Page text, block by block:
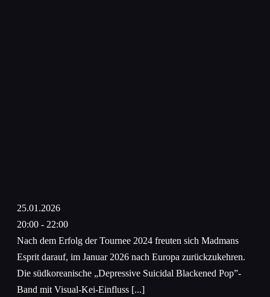
25.01.2026
20:00 - 22:00
Nach dem Erfolg der Tournee 2024 freuten sich Madmans
Esprit darauf, im Januar 2026 nach Europa zurückzukehren.
Die südkoreanische „Depressive Suicidal Blackened Pop”-
Band mit Visual-Kei-Einfluss [...]